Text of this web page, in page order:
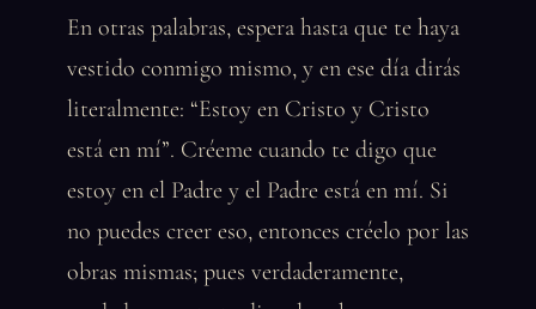
En otras palabras, espera hasta que te haya
vestido conmigo mismo, y en ese día dirás
literalmente: “Estoy en Cristo y Cristo
está en mí”. Créeme cuando te digo que
estoy en el Padre y el Padre está en mí. Si
no puedes creer eso, entonces créelo por las
obras mismas; pues verdaderamente,